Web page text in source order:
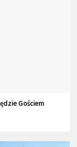
Gościem